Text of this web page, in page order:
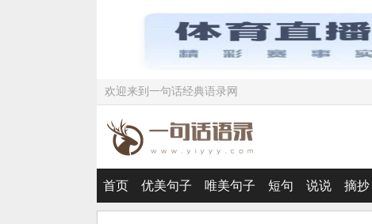
欢迎来到一句话经典语录网
首页 优美句子 唯美句子 短句 说说 摘抄